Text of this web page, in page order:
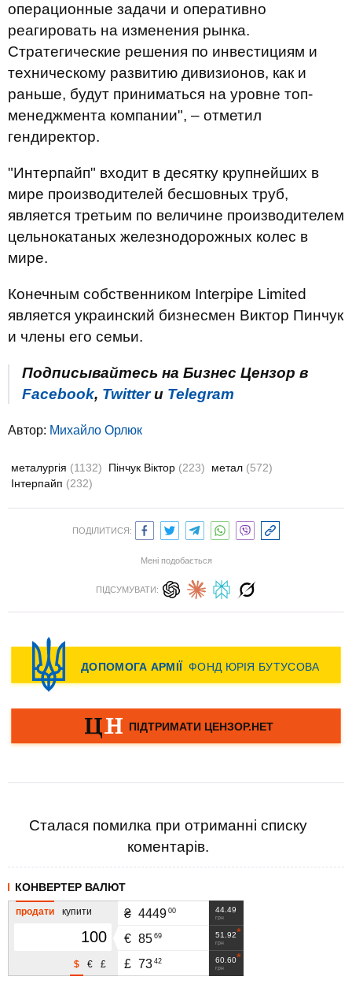
операционные задачи и оперативно
реагировать на изменения рынка.
Стратегические решения по инвестициям и
техническому развитию дивизионов, как и
раньше, будут приниматься на уровне топ-
менеджмента компании", – отметил
гендиректор.
"Интерпайп" входит в десятку крупнейших в
мире производителей бесшовных труб,
является третьим по величине производителем
цельнокатаных железнодорожных колес в
мире.
Конечным собственником Interpipe Limited
является украинский бизнесмен Виктор Пинчук
и члены его семьи.
Подписывайтесь на Бизнес Цензор в
Facebook, Twitterи Telegram
Автор: Михайло Орлюк
металургія (1132) Пінчук Віктор (223) метал (572)
Інтерпайп (232)
ПОДІЛИТИСЯ:
Мені подобається
ПІДСУМУВАТИ:
Сталася помилка при отриманні списку
коментарів.
КОНВЕРТЕР ВАЛЮТ
продати купити
£
€
$
44.49
грн
₴ 4449 00
51.92
грн
€ 85 69
60.60
грн
£ 73 42